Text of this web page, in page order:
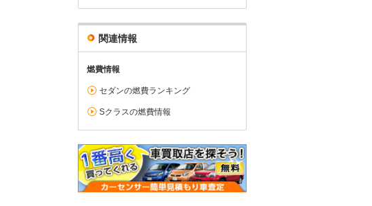
関連情報
燃費情報
セダンの燃費ランキング
Sクラスの燃費情報